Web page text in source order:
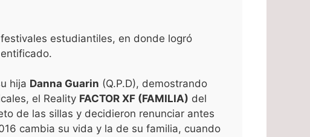
estudiantiles, en donde logró
hija Danna Guarin (Q.P.D), demostrando
el Reality FACTOR XF (FAMILIA) del
de las sillas y decidieron renunciar antes
cambia su vida y la de su familia, cuando